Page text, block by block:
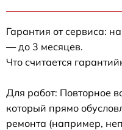
Гарантия от сервиса:
— до 3 месяцев.
Что считается
Для работ: Повторное
который прямо
ремонта (например,